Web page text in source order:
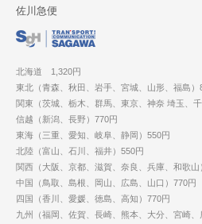
佐川急便
北海道 1,320円
東北（青森、秋田、岩手、宮城、山形、福島）
関東（茨城、栃木、群馬、東京、神奈 埼玉、
信越（新潟、長野）770円
東海（三重、愛知、岐阜、静岡）550円
北陸（富山、石川、福井）550円
関西（大阪、京都、滋賀、奈良、兵庫、和歌山
中国（鳥取、島根、岡山、広島、山口）770円
四国（香川、愛媛、徳島、高知）770円
九州（福岡、佐賀、長崎、熊本、大分、宮崎、